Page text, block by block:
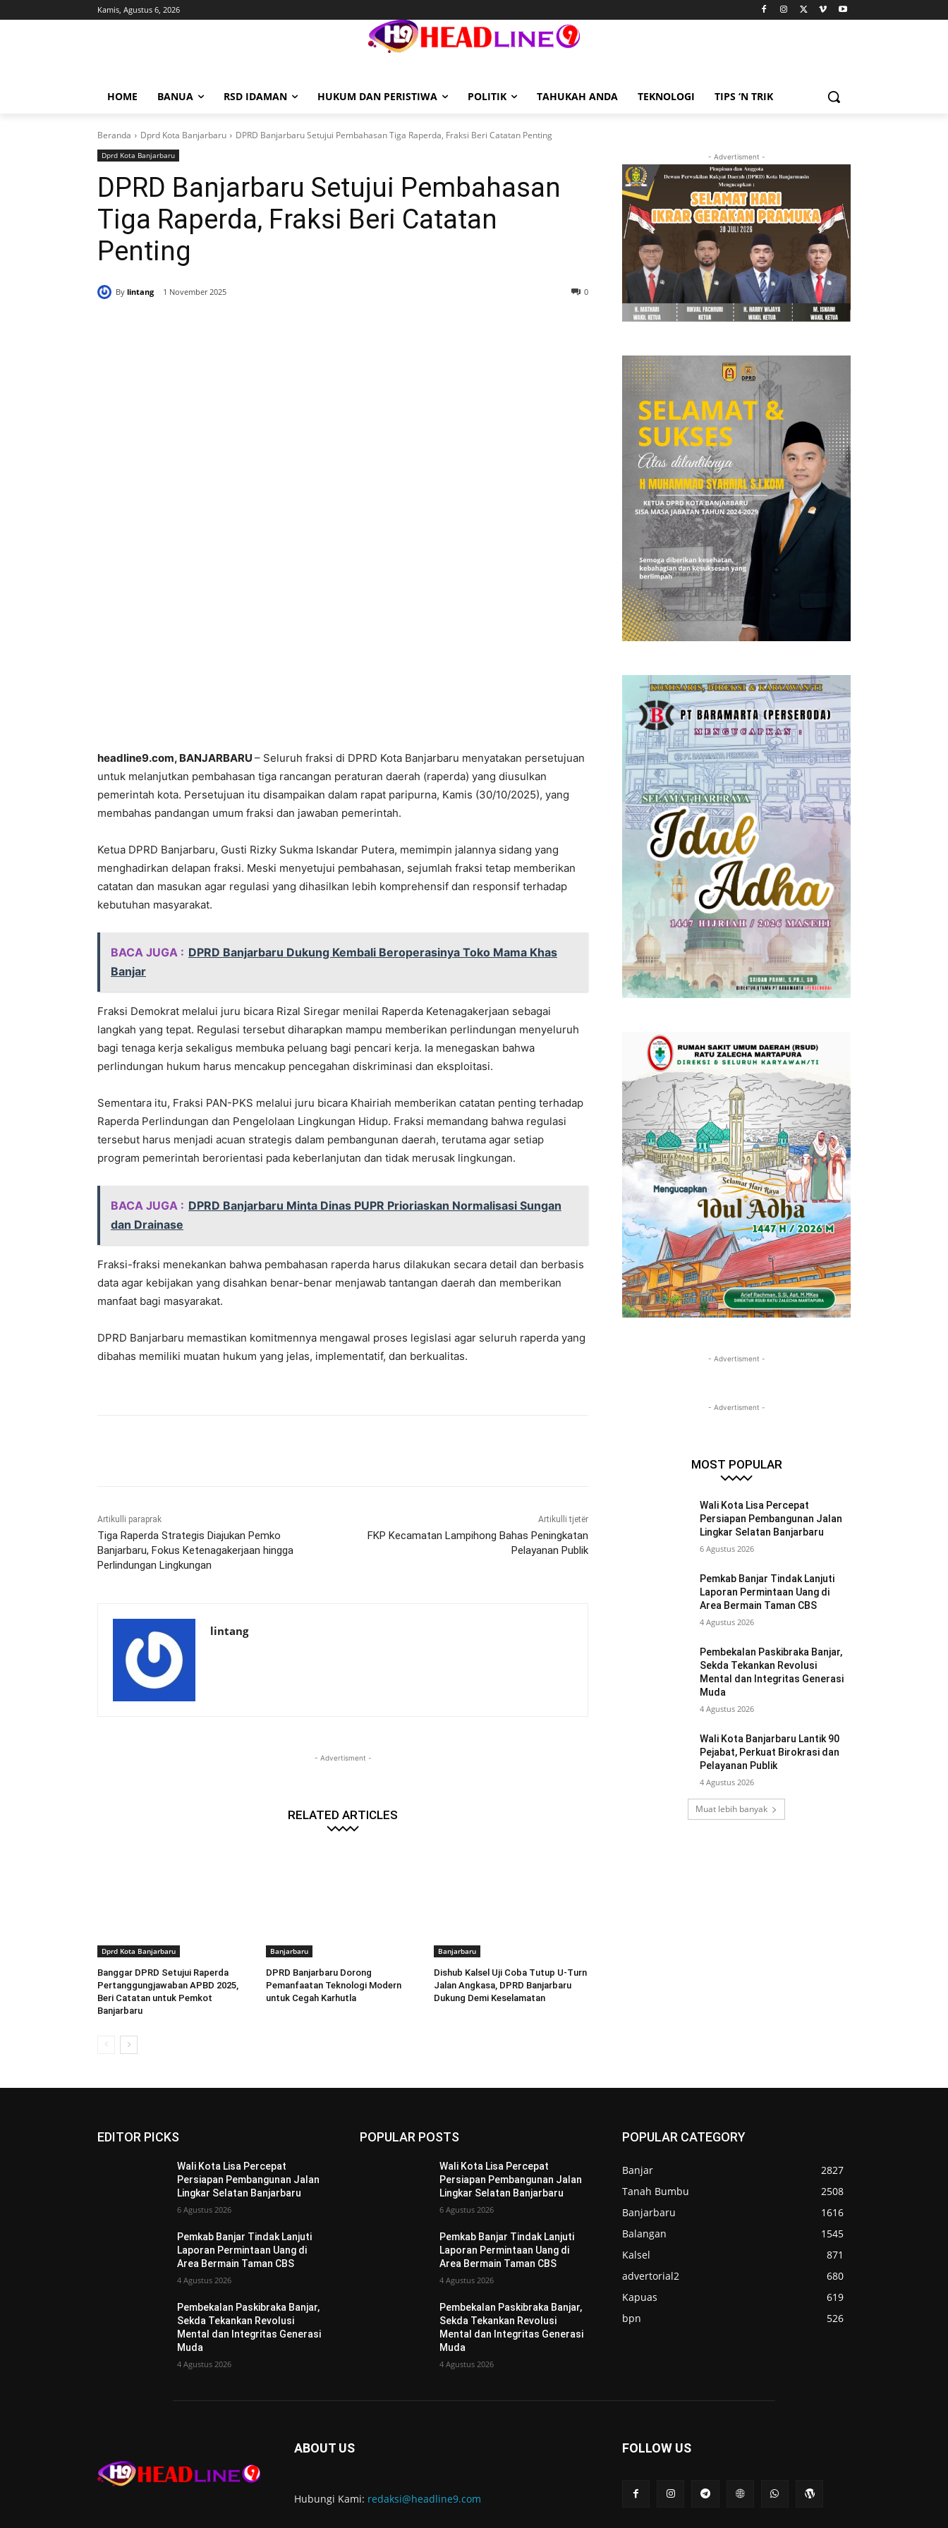
Kamis, Agustus 6, 2026
HOME BANUA RSD IDAMAN HUKUM DAN PERISTIWA POLITIK TAHUKAH ANDA TEKNOLOGI TIPS ‘N TRIK
Beranda Dprd Kota Banjarbaru DPRD Banjarbaru Setujui Pembahasan Tiga Raperda, Fraksi Beri Catatan Penting
Dprd Kota Banjarbaru
DPRD Banjarbaru Setujui Pembahasan
Tiga Raperda, Fraksi Beri Catatan
Penting
By lintang 1 November 2025 0
headline9.com, BANJARBARU – Seluruh fraksi di DPRD Kota Banjarbaru menyatakan persetujuan
untuk melanjutkan pembahasan tiga rancangan peraturan daerah (raperda) yang diusulkan
pemerintah kota. Persetujuan itu disampaikan dalam rapat paripurna, Kamis (30/10/2025), yang
membahas pandangan umum fraksi dan jawaban pemerintah.
Ketua DPRD Banjarbaru, Gusti Rizky Sukma Iskandar Putera, memimpin jalannya sidang yang
menghadirkan delapan fraksi. Meski menyetujui pembahasan, sejumlah fraksi tetap memberikan
catatan dan masukan agar regulasi yang dihasilkan lebih komprehensif dan responsif terhadap
kebutuhan masyarakat.
BACA JUGA : DPRD Banjarbaru Dukung Kembali Beroperasinya Toko Mama Khas
Banjar
Fraksi Demokrat melalui juru bicara Rizal Siregar menilai Raperda Ketenagakerjaan sebagai
langkah yang tepat. Regulasi tersebut diharapkan mampu memberikan perlindungan menyeluruh
bagi tenaga kerja sekaligus membuka peluang bagi pencari kerja. Ia menegaskan bahwa
perlindungan hukum harus mencakup pencegahan diskriminasi dan eksploitasi.
Sementara itu, Fraksi PAN-PKS melalui juru bicara Khairiah memberikan catatan penting terhadap
Raperda Perlindungan dan Pengelolaan Lingkungan Hidup. Fraksi memandang bahwa regulasi
tersebut harus menjadi acuan strategis dalam pembangunan daerah, terutama agar setiap
program pemerintah berorientasi pada keberlanjutan dan tidak merusak lingkungan.
BACA JUGA : DPRD Banjarbaru Minta Dinas PUPR Prioriaskan Normalisasi Sungan
dan Drainase
Fraksi-fraksi menekankan bahwa pembahasan raperda harus dilakukan secara detail dan berbasis
data agar kebijakan yang disahkan benar-benar menjawab tantangan daerah dan memberikan
manfaat bagi masyarakat.
DPRD Banjarbaru memastikan komitmennya mengawal proses legislasi agar seluruh raperda yang
dibahas memiliki muatan hukum yang jelas, implementatif, dan berkualitas.
Artikulli paraprak
Tiga Raperda Strategis Diajukan Pemko
Banjarbaru, Fokus Ketenagakerjaan hingga
Perlindungan Lingkungan
Artikulli tjetër
FKP Kecamatan Lampihong Bahas Peningkatan
Pelayanan Publik
lintang
- Advertisment -
RELATED ARTICLES
Dprd Kota Banjarbaru
Banggar DPRD Setujui Raperda
Pertanggungjawaban APBD 2025,
Beri Catatan untuk Pemkot
Banjarbaru
Banjarbaru
DPRD Banjarbaru Dorong
Pemanfaatan Teknologi Modern
untuk Cegah Karhutla
Banjarbaru
Dishub Kalsel Uji Coba Tutup U-Turn
Jalan Angkasa, DPRD Banjarbaru
Dukung Demi Keselamatan
- Advertisment -
- Advertisment -
- Advertisment -
MOST POPULAR
Wali Kota Lisa Percepat
Persiapan Pembangunan Jalan
Lingkar Selatan Banjarbaru
6 Agustus 2026
Pemkab Banjar Tindak Lanjuti
Laporan Permintaan Uang di
Area Bermain Taman CBS
4 Agustus 2026
Pembekalan Paskibraka Banjar,
Sekda Tekankan Revolusi
Mental dan Integritas Generasi
Muda
4 Agustus 2026
Wali Kota Banjarbaru Lantik 90
Pejabat, Perkuat Birokrasi dan
Pelayanan Publik
4 Agustus 2026
Muat lebih banyak
EDITOR PICKS
Wali Kota Lisa Percepat
Persiapan Pembangunan Jalan
Lingkar Selatan Banjarbaru
6 Agustus 2026
Pemkab Banjar Tindak Lanjuti
Laporan Permintaan Uang di
Area Bermain Taman CBS
4 Agustus 2026
Pembekalan Paskibraka Banjar,
Sekda Tekankan Revolusi
Mental dan Integritas Generasi
Muda
4 Agustus 2026
POPULAR POSTS
Wali Kota Lisa Percepat
Persiapan Pembangunan Jalan
Lingkar Selatan Banjarbaru
6 Agustus 2026
Pemkab Banjar Tindak Lanjuti
Laporan Permintaan Uang di
Area Bermain Taman CBS
4 Agustus 2026
Pembekalan Paskibraka Banjar,
Sekda Tekankan Revolusi
Mental dan Integritas Generasi
Muda
4 Agustus 2026
POPULAR CATEGORY
Banjar
2827
Tanah Bumbu
2508
Banjarbaru
1616
Balangan
1545
Kalsel
871
advertorial2
680
Kapuas
619
bpn
526
ABOUT US
Hubungi Kami: redaksi@headline9.com
FOLLOW US